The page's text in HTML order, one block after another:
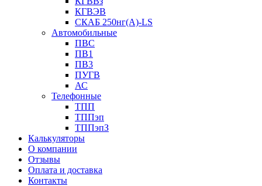
КГВЭВ
СКАБ 250нг(А)-LS
Автомобильные
ПВС
ПВ1
ПВ3
ПУГВ
АС
Телефонные
ТПП
ТППэп
ТППэпЗ
Калькуляторы
О компании
Отзывы
Оплата и доставка
Контакты